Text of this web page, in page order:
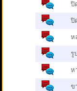
ปิ
ปิ
ห
รู
ห
ข